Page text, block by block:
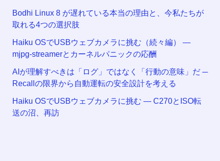
Bodhi Linux 8 が遅れている本当の理由と、今私たちが
取れる4つの選択肢
Haiku OSでUSBウェブカメラに挑む（続々編） —
mjpg-streamerとカーネルパニックの応酬
AIが理解すべきは「ログ」ではなく「行動の意味」だ ─
Recallの限界から自動運転の安全設計を考える
Haiku OSでUSBウェブカメラに挑む — C270とISO転
送の沼、再訪